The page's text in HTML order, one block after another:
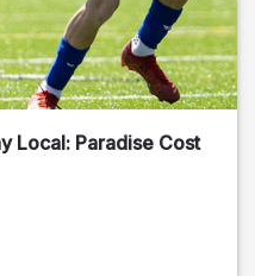
Local: Paradise Cost